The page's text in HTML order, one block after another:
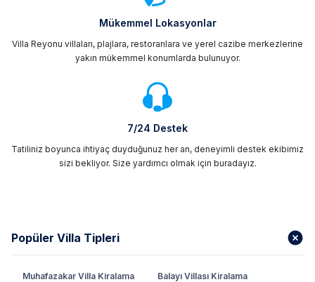
Mükemmel Lokasyonlar
Villa Reyonu villaları, plajlara, restoranlara ve yerel cazibe merkezlerine
yakın mükemmel konumlarda bulunuyor.
7/24 Destek
Tatiliniz boyunca ihtiyaç duyduğunuz her an, deneyimli destek ekibimiz
sizi bekliyor. Size yardımcı olmak için buradayız.
Popüler Villa Tipleri
Muhafazakar Villa Kiralama Balayı Villası Kiralama